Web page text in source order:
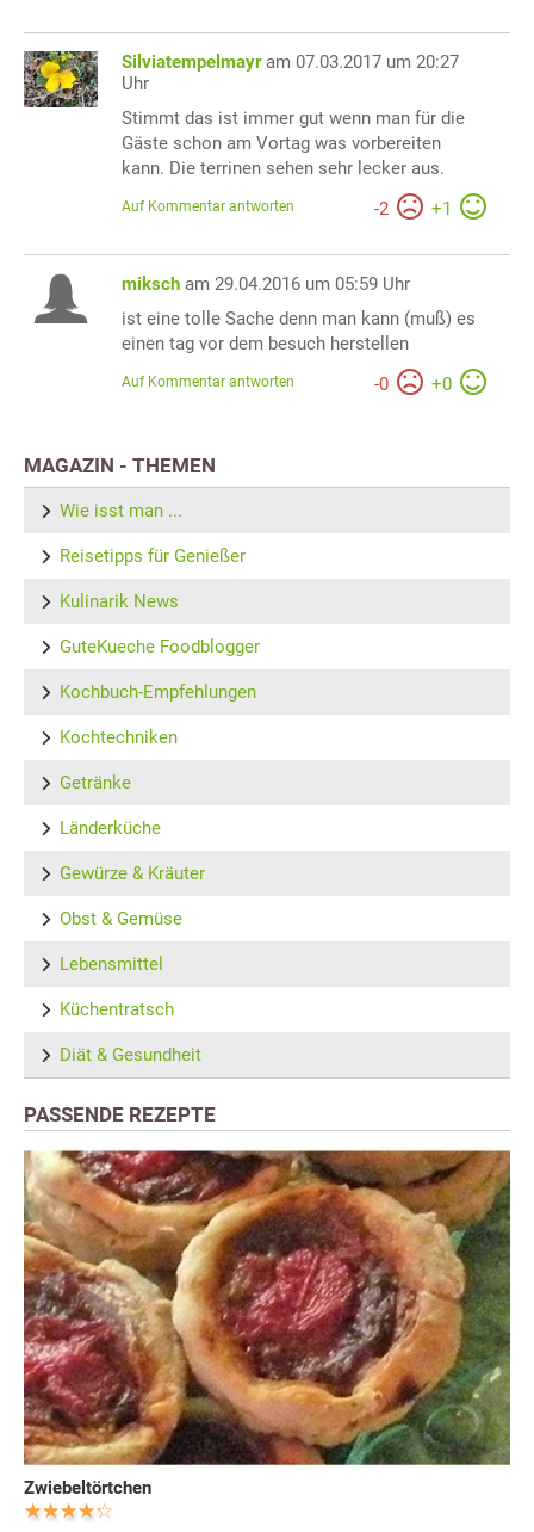
Silviatempelmayr am 07.03.2017 um 20:27
Uhr
Stimmt das ist immer gut wenn man für die
Gäste schon am Vortag was vorbereiten
kann. Die terrinen sehen sehr lecker aus.
-2 +1
Auf Kommentar antworten
miksch am 29.04.2016 um 05:59 Uhr
ist eine tolle Sache denn man kann (muß) es
einen tag vor dem besuch herstellen
-0 +0
Auf Kommentar antworten
MAGAZIN - THEMEN
Wie isst man ...
Reisetipps für Genießer
Kulinarik News
GuteKueche Foodblogger
Kochbuch-Empfehlungen
Kochtechniken
Getränke
Länderküche
Gewürze & Kräuter
Obst & Gemüse
Lebensmittel
Küchentratsch
Diät & Gesundheit
PASSENDE REZEPTE
Zwiebeltörtchen